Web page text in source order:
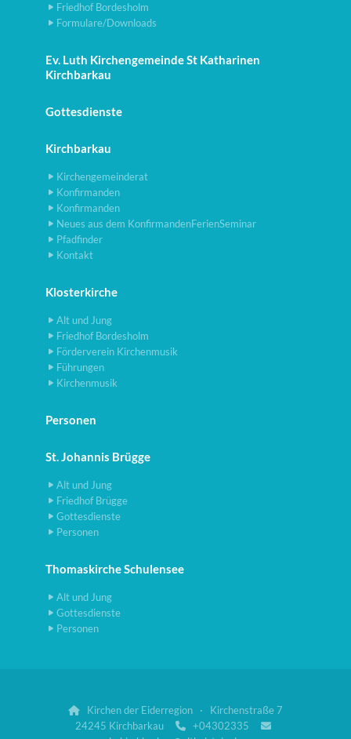
Friedhof Bordesholm
Formulare/Downloads
Ev. Luth Kirchengemeinde St Katharinen
Kirchbarkau
Gottesdienste
Kirchbarkau
Kirchengemeinderat
Konfirmanden
Konfirmanden
Neues aus dem KonfirmandenFerienSeminar
Pfadfinder
Kontakt
Klosterkirche
Alt und Jung
Friedhof Bordesholm
Förderverein Kirchenmusik
Führungen
Kirchenmusik
Personen
St. Johannis Brügge
Alt und Jung
Friedhof Brügge
Gottesdienste
Personen
Thomaskirche Schulensee
Alt und Jung
Gottesdienste
Personen

Kirchen der Eiderregion · Kirchenstraße 7
24245 Kirchbarkau
 +04302335 